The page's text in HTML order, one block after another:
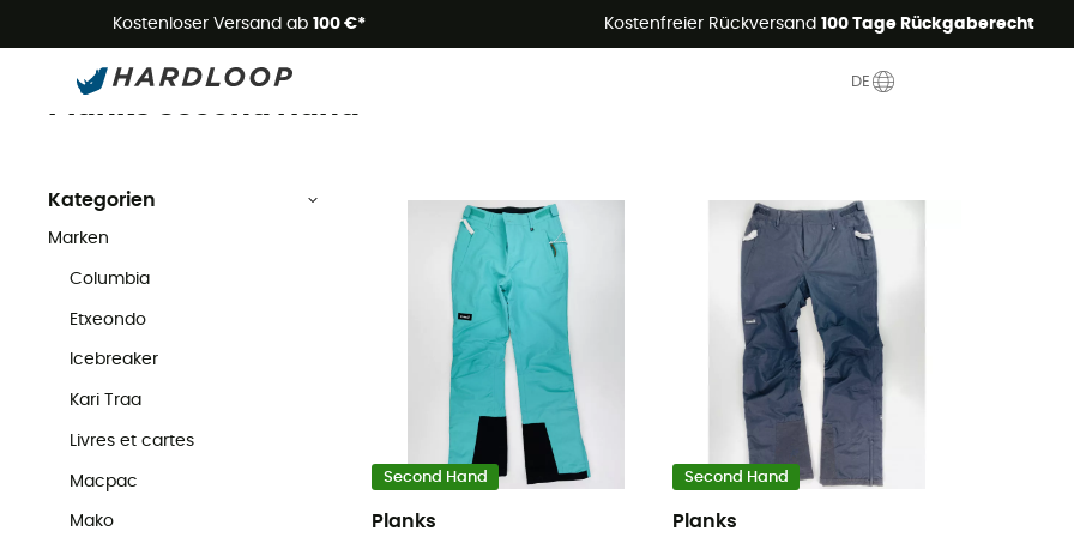
Kostenloser Versand ab 100 €* Kostenfreier Rückversand 100 Tage Rückgaberecht
DE
Sommerangebote🔥 -5% EXTRA ab 2 Produkten* Code Summer5
Second Hand Marken Planks
Planks Second Hand
Kategorien
Marken
Columbia
Etxeondo
Icebreaker
Kari Traa
Livres et cartes
Macpac
Mako
Second Hand
Planks
Second Hand
Planks